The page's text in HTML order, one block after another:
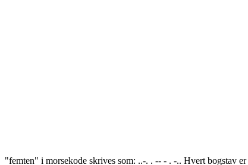
"femten" i morsekode skrives som: ..-. . -- - . -.. Hvert bogstav